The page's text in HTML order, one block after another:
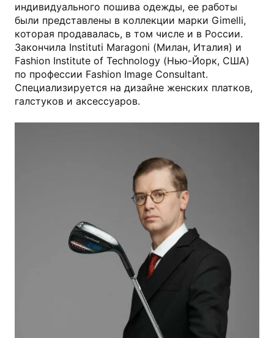
индивидуального пошива одежды, ее работы
были представлены в коллекции марки Gimelli,
которая продавалась, в том числе и в России.
Закончила Instituti Maragoni (Милан, Италия) и
Fashion Institute of Technology (Нью-Йорк, США)
по профессии Fashion Image Consultant.
Специализируется на дизайне женских платков,
галстуков и аксессуаров.